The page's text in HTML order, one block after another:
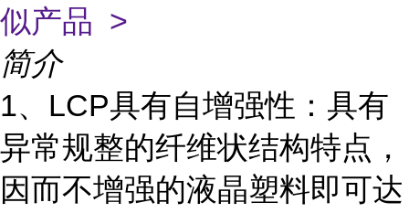
似产品 >
简介
1、LCP具有自增强性：具有
异常规整的纤维状结构特点，
因而不增强的液晶塑料即可达